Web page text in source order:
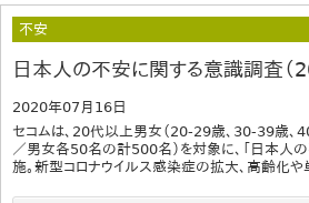
不安
日本人の不安に関する意識調査（
2020年07月16日
セコムは、20代以上男女（20-29歳、30-39歳
／男女各50名の計500名）を対象に、「日本人
施。新型コロナウイルス感染症の拡大、高齢化